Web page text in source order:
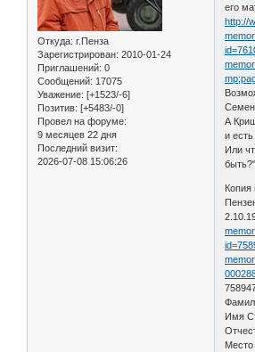
Откуда: г.Пенза
Зарегистрирован: 2010-01-24
Приглашений: 0
Сообщений: 17075
Уважение: [+1523/-6]
Позитив: [+5483/-0]
Провел на форуме:
9 месяцев 22 дня
Последний визит:
2026-07-08 15:06:26
его
http://
А
и
Или
быть?"
Имя
Место